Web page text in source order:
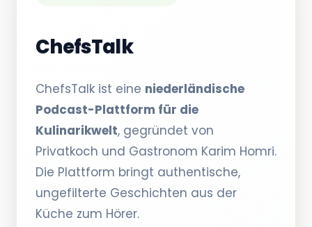
ChefsTalk
ChefsTalk ist eine niederländische
Podcast-Plattform für die
Kulinarikwelt, gegründet von
Privatkoch und Gastronom Karim Homri.
Die Plattform bringt authentische,
ungefilterte Geschichten aus der
Küche zum Hörer.